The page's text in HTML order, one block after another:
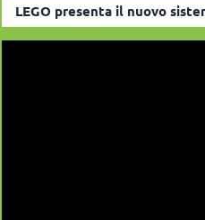
LEGO presenta il nuovo